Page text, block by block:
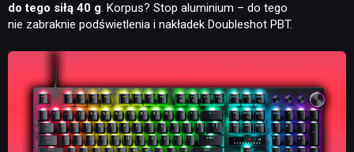
do tego siłą 40 g. Korpus? Stop aluminium – do tego
nie zabraknie podświetlenia i nakładek Doubleshot PBT.